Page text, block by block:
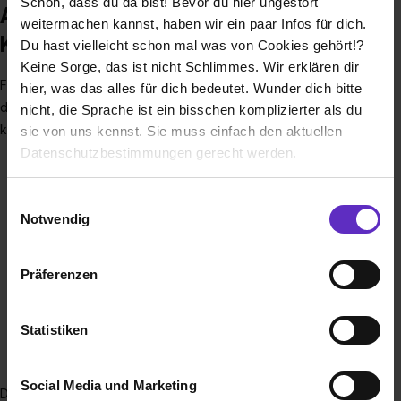
weitermachen kannst, haben wir ein paar Infos für dich.
Du hast vielleicht schon mal was von Cookies gehört!?
Keine Sorge, das ist nicht Schlimmes. Wir erklären dir
hier, was das alles für dich bedeutet. Wunder dich bitte
nicht, die Sprache ist ein bisschen komplizierter als du
sie von uns kennst. Sie muss einfach den aktuellen
Datenschutzbestimmungen gerecht werden.
Benutzung der Webseite getroffenen Einstellungen zu
Webseite zu analysieren („Statistiken“), um
Informationen zu deiner Verwendung unserer Website an
Analysen weiterzugeben und um Inhalte und Anzeigen zu
Notwendig
Präferenzen
Statistiken
Social Media und Marketing
Ausbildung bei Landeshauptstadt
Kiel
Für die Ausbildungsberufe der Landeshauptstadt Kiel kannst
du deine unterschiedlichsten Talente und Fähigkeiten
kombinieren:
Handwerkliches Geschick und Englisch?
Das ist als Elektroniker/in für Betriebstechnik gefragt.
Das ist als Notfallsanitäter/in wichtig.
Das ist im Verwaltungsfach die beste Kombi.
Widerspruch.
Die Landeshauptstadt Kiel ist eine der größten